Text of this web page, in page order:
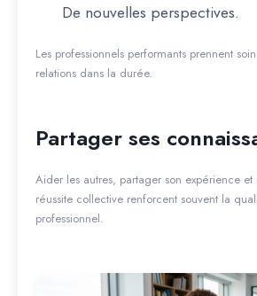
De nouvelles perspectives.
Les professionnels performants prennent
relations dans la durée.
Partager ses
Aider les autres, partager son expérience
réussite collective renforcent souvent la
professionnel.